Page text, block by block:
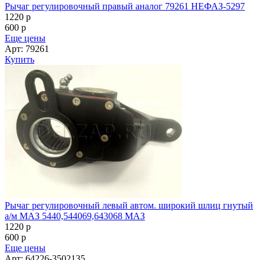
Рычаг регулировочный правый аналог 79261 НЕФАЗ-5297
1220 p
600 p
Еще цены
Арт: 79261
Купить
Рычаг регулировочный левый автом. широкий шлиц гнутый
а/м МАЗ 5440,544069,643068 МАЗ
1220 p
600 p
Еще цены